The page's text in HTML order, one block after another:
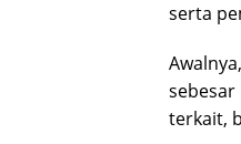
serta
terkait,